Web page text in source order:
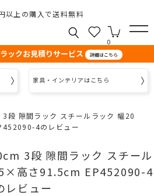
以上の購入で送料無料
0
ックお見積りサービス 詳細はこちら
家具・インテリアはこちら
段 隙間ラック スチールラック 幅20
4のレビュー
3段 隙間ラック スチール
高さ91.5cm EP452090-4
レビュー